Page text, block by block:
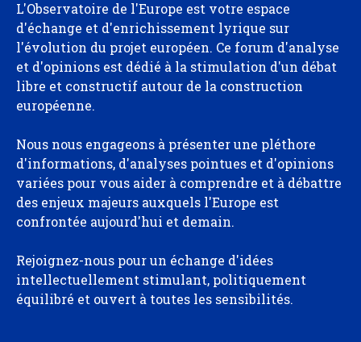
L'Observatoire de l'Europe est votre espace
d'échange et d'enrichissement lyrique sur
l'évolution du projet européen. Ce forum d'analyse
et d'opinions est dédié à la stimulation d'un débat
libre et constructif autour de la construction
européenne.
Nous nous engageons à présenter une pléthore
d'informations, d'analyses pointues et d'opinions
variées pour vous aider à comprendre et à débattre
des enjeux majeurs auxquels l'Europe est
confrontée aujourd'hui et demain.
Rejoignez-nous pour un échange d'idées
intellectuellement stimulant, politiquement
équilibré et ouvert à toutes les sensibilités.